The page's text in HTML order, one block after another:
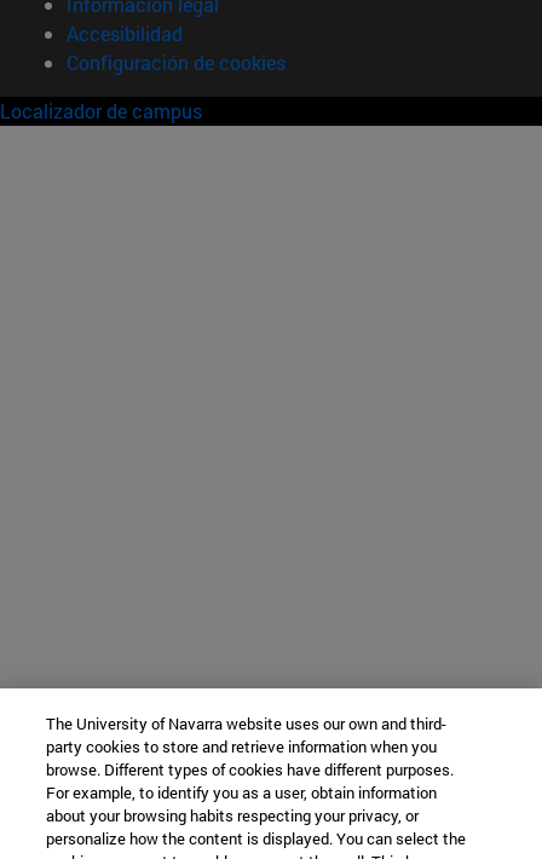
Accesibilidad
Configuración de cookies
Localizador de campus
The University of Navarra website uses our own and third-
party cookies to store and retrieve information when you
browse. Different types of cookies have different purposes.
For example, to identify you as a user, obtain information
about your browsing habits respecting your privacy, or
personalize how the content is displayed. You can select the